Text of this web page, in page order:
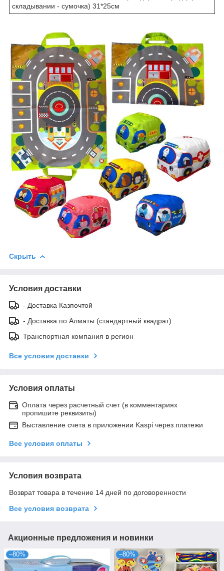
складывании - сумочка) 31*25см
Скрыть
Условия доставки
- Доставка Казпочтой
- Доставка по Алматы (стандартный квадрат)
Транспортная компания в регион
Все условия доставки
Условия оплаты
Оплата через расчетный счет (в комментариях
пропишите реквизиты)
Выставление счета в приложении Kaspi через платежи
Все условия оплаты
Условия возврата
Возврат товара в течение 14 дней по договоренности
Все условия возврата
Акционные предложения и новинки
–80% –80%